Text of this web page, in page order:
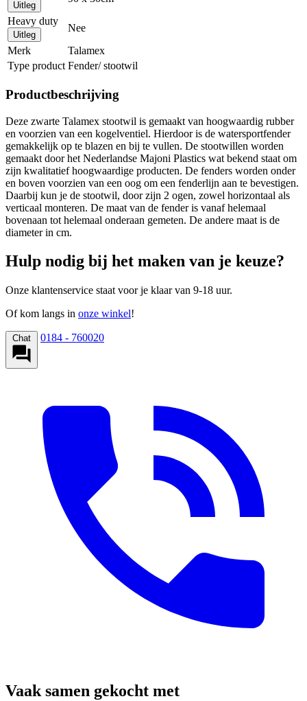
Uitleg
Heavy duty
Uitleg
Nee
Merk
Talamex
Type product Fender/ stootwil
Productbeschrijving
Deze zwarte Talamex stootwil is gemaakt van hoogwaardig rubber
en voorzien van een kogelventiel. Hierdoor is de watersportfender
gemakkelijk op te blazen en bij te vullen. De stootwillen worden
gemaakt door het Nederlandse Majoni Plastics wat bekend staat om
zijn kwalitatief hoogwaardige producten. De fenders worden onder
en boven voorzien van een oog om een fenderlijn aan te bevestigen.
Daarbij kun je de stootwil, door zijn 2 ogen, zowel horizontaal als
verticaal monteren. De maat van de fender is vanaf helemaal
bovenaan tot helemaal onderaan gemeten. De andere maat is de
diameter in cm.
Hulp nodig bij het maken van je keuze?
Onze klantenservice staat voor je klaar van 9-18 uur.
Of kom langs in onze winkel!
Chat 0184 - 760020
Vaak samen gekocht met